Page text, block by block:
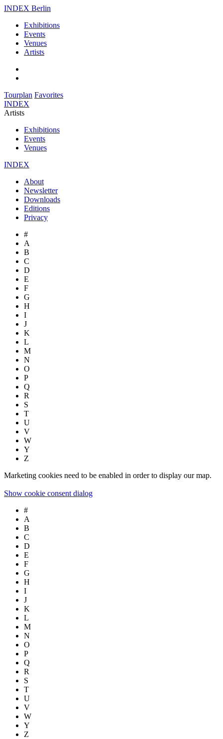
INDEX Berlin
Exhibitions
Events
Venues
Artists
Tourplan Favorites
INDEX
Artists
Exhibitions
Events
Venues
INDEX
About
Newsletter
Downloads
Editions
Privacy
#
A
B
C
D
E
F
G
H
I
J
K
L
M
N
O
P
Q
R
S
T
U
V
W
Y
Z
Marketing cookies need to be enabled in order to display our map.
Show cookie consent dialog
#
A
B
C
D
E
F
G
H
I
J
K
L
M
N
O
P
Q
R
S
T
U
V
W
Y
Z